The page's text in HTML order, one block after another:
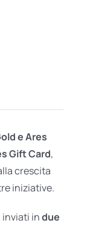
e Ares
Gift Card,
crescita
iniziative.
inviati indue